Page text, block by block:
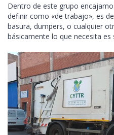
Dentro de este grupo
definir como «de trabajo», es
basura, dumpers, o cualquier
básicamente lo que necesita es